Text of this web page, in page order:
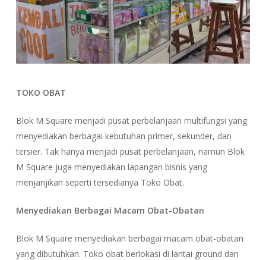
TOKO OBAT
Blok M Square menjadi pusat perbelanjaan multifungsi yang
menyediakan berbagai kebutuhan primer, sekunder, dan
tersier. Tak hanya menjadi pusat perbelanjaan, namun Blok
M Square juga menyediakan lapangan bisnis yang
menjanjikan seperti tersedianya Toko Obat.
Menyediakan Berbagai Macam Obat-Obatan
Blok M Square menyediakan berbagai macam obat-obatan
yang dibutuhkan. Toko obat berlokasi di lantai ground dan